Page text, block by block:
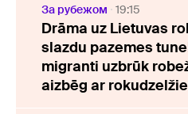
За рубежом 19:15
Drāma uz Lietuvas
slazdu pazemes
migranti uzbrūk
aizbēg ar